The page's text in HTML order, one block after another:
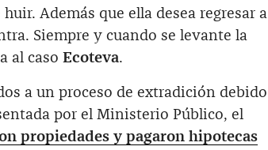
Además que ella desea regresar a
Siempre y cuando se levante la
al caso Ecoteva.
a un proceso de extradición debido
por el Ministerio Público, el
propiedades y pagaron hipotecas